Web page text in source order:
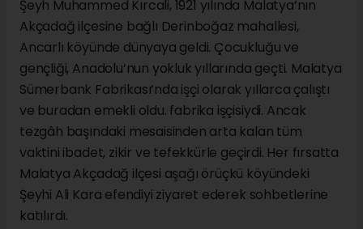
Şeyh Muhammed Kırcali, 1921 yılında Malatya’nın
Akçadağ ilçesine bağlı Derinboğaz mahallesi,
Ancarlı köyünde dünyaya geldi. Çocukluğu ve
gençliği, Anadolu’nun yokluk yıllarında geçti. Malatya
Sümerbank Fabrikası’nda işçi olarak yıllarca çalıştı
ve buradan emekli oldu. fabrika işçisiydi. Ancak
tezgâh başındaki mesaisinden arta kalan tüm
vaktini ibadet, zikir ve tefekkürle geçirdi. Her fırsatta
Malatya Akçadağ ilçesi aşağı örüçkü köyündeki
Şeyhi Ali Kara efendiyi ziyaret ederek sohbetlerine
katılırdı.